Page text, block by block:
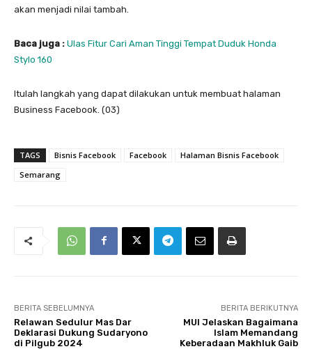
akan menjadi nilai tambah.
Baca juga : Ulas Fitur Cari Aman Tinggi Tempat Duduk Honda
Stylo 160
Itulah langkah yang dapat dilakukan untuk membuat halaman
Business Facebook. (03)
TAGS Bisnis Facebook Facebook
Halaman Bisnis Facebook
Semarang
BERITA SEBELUMNYA
Relawan Sedulur Mas Dar
Deklarasi Dukung Sudaryono
di Pilgub 2024
BERITA BERIKUTNYA
MUI Jelaskan Bagaimana
Islam Memandang
Keberadaan Makhluk Gaib